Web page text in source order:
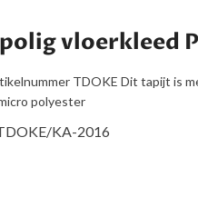
vloerkleed
TDOKE Dit tapijt is
polyester
KA-2016